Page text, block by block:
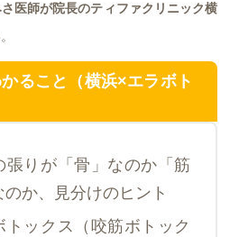
医師が院長のティファクリニック横
ること（横浜×エラボト
張りが「骨」なのか「筋
のか、見分けのヒント
トックス（咬筋ボトック